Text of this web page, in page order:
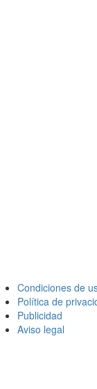
Condiciones de
Política de
Publicidad
Aviso legal